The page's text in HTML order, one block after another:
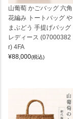
山葡萄 かごバッグ 六角
花編み トートバッグ や
まぶどう 手提げバッグ
レディース (07000382
r) 4FA
¥88,000(税込)